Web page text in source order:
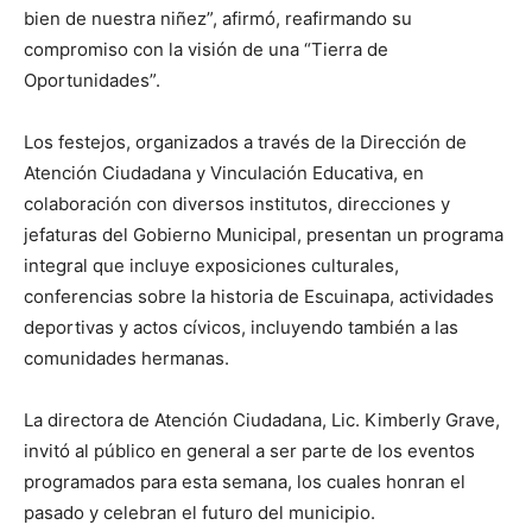
bien de nuestra niñez”, afirmó, reafirmando su
compromiso con la visión de una “Tierra de
Oportunidades”.
Los festejos, organizados a través de la Dirección de
Atención Ciudadana y Vinculación Educativa, en
colaboración con diversos institutos, direcciones y
jefaturas del Gobierno Municipal, presentan un programa
integral que incluye exposiciones culturales,
conferencias sobre la historia de Escuinapa, actividades
deportivas y actos cívicos, incluyendo también a las
comunidades hermanas.
La directora de Atención Ciudadana, Lic. Kimberly Grave,
invitó al público en general a ser parte de los eventos
programados para esta semana, los cuales honran el
pasado y celebran el futuro del municipio.